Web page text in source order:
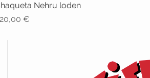
Vista rápida
Nehru loden
€